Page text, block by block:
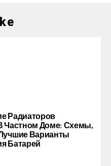
Радиаторов
Частном Доме: Схемы,
Варианты
Батарей